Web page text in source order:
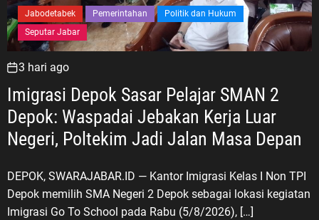
Jabodetabek Pemerintahan
Politik dan Hukum
Seputar Jabar
3 hari ago
Imigrasi Depok Sasar Pelajar SMAN 2
Depok: Waspadai Jebakan Kerja Luar
DEPOK, SWARAJABAR.ID — Kantor Imigrasi Kelas I Non TPI
Depok memilih SMA Negeri 2 Depok sebagai lokasi kegiatan
Imigrasi Go To School pada Rabu (5/8/2026), […]